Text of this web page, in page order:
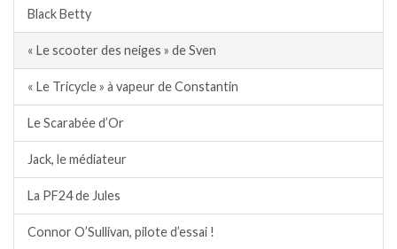
Black Betty
« Le scooter des neiges » de Sven
« Le Tricycle » à vapeur de Constantin
Le Scarabée d’Or
Jack, le médiateur
La PF24 de Jules
Connor O’Sullivan, pilote d’essai !